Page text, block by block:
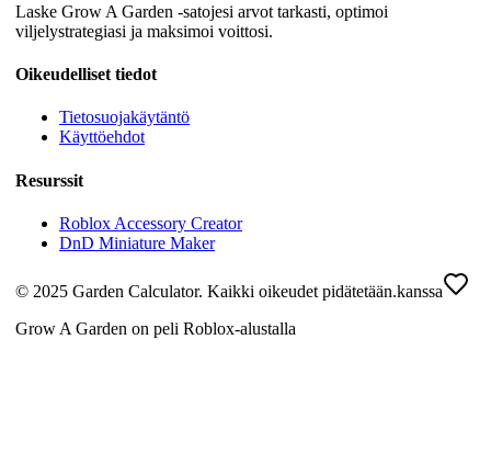
Laske Grow A Garden -satojesi arvot tarkasti, optimoi
viljelystrategiasi ja maksimoi voittosi.
Oikeudelliset tiedot
Tietosuojakäytäntö
Käyttöehdot
Resurssit
Roblox Accessory Creator
DnD Miniature Maker
© 2025 Garden Calculator. Kaikki oikeudet pidätetään.kanssa
Grow A Garden on peli Roblox-alustalla